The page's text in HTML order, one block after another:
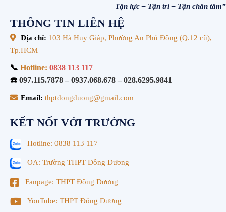
Tận lực – Tận trí – Tận chân tâm”
THÔNG TIN LIÊN HỆ
Địa chỉ: 103 Hà Huy Giáp, Phường An Phú Đông (Q.12 cũ),
Tp.HCM
📞 Hotline: 0838 113 117
☎️ 097.115.7878–0937.068.678–028.6295.9841
Email: thptdongduong@gmail.com
KẾT NỐI VỚI TRƯỜNG
Hotline: 0838 113 117
OA: Trường THPT Đông Dương
Fanpage: THPT Đông Dương
YouTube: THPT Đông Dương